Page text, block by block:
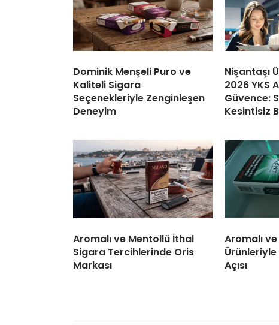
Dominik Menşeli Puro ve
Kaliteli Sigara
Seçenekleriyle Zenginleşen
Deneyim
Nişantaşı
2026 YKS
Güvence:
Kesintisiz
Aromalı ve Mentollü İthal
Sigara Tercihlerinde Oris
Markası
Aromalı
Ürünleriyle
Açısı